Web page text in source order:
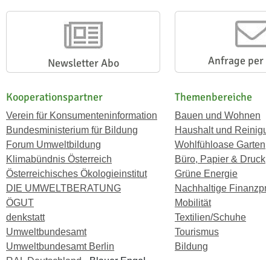
Newsletter Abo Anfrage per
Kooperationspartner
Verein für Konsumenteninformation
Bundesministerium für Bildung
Forum Umweltbildung
Klimabündnis Österreich
Österreichisches Ökologieinstitut
DIE UMWELTBERATUNG
ÖGUT
denkstatt
Umweltbundesamt
Umweltbundesamt Berlin
Themenbereiche
Bauen und Wohnen
Haushalt und
Wohlfühloase Garten
Büro, Papier & Druck
Grüne Energie
Nachhaltige
Mobilität
Textilien/Schuhe
Tourismus
Bildung